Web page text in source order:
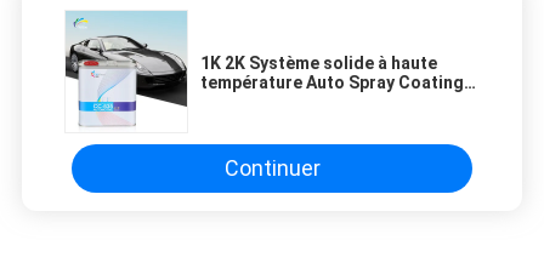
1K 2K Système solide à haute
température Auto Spray Coating
Continuer